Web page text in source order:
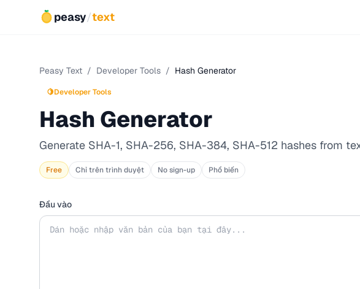
peasy/text
Peasy Text / Developer Tools / Hash Generator
🍋Developer Tools
Hash Generator
Generate SHA-1, SHA-256, SHA-384, SHA-512 hashes from
Free Chỉ trên trình duyệt No sign-up Phổ biến
Đầu vào